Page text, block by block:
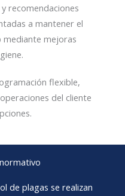
recomendaciones
a mantener el
mejoras
flexible,
del cliente
de plagas se realizan